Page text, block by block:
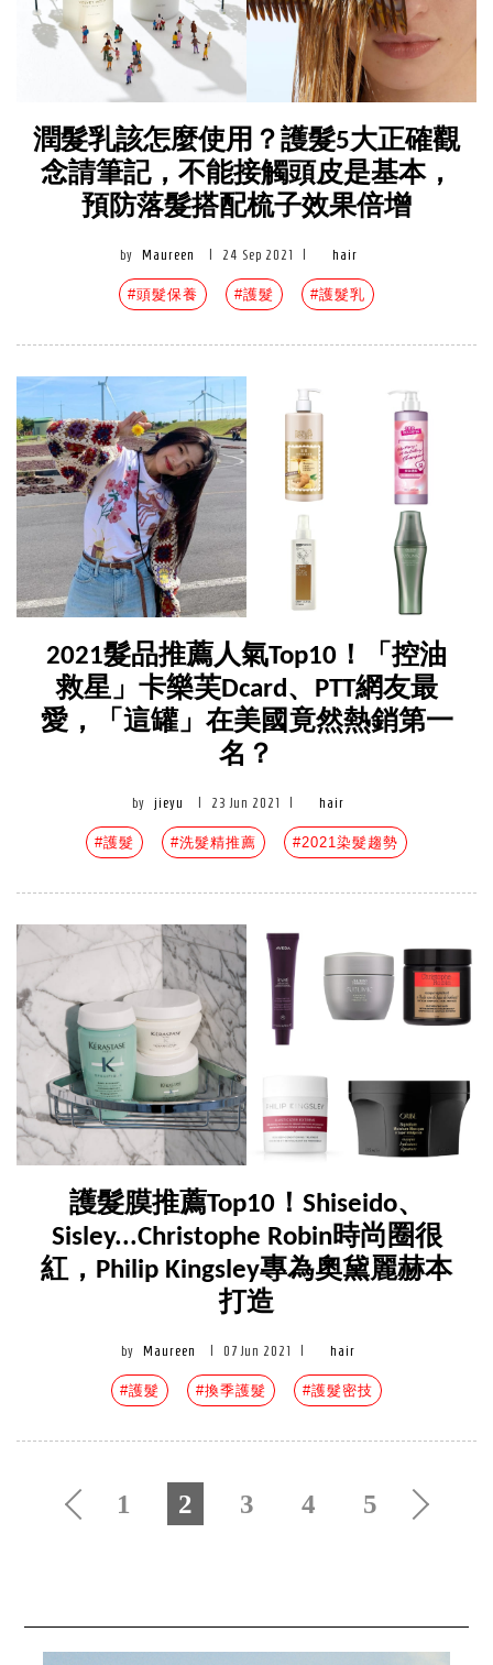
潤髮乳該怎麼使用？護髮5大正確觀
念請筆記，不能接觸頭皮是基本，
預防落髮搭配梳子效果倍增
by Maureen 24 Sep 2021 hair
#頭髮保養 #護髮 #護髮乳
2021髮品推薦人氣Top10！「控油
救星」卡樂芙Dcard、PTT網友最
愛，「這罐」在美國竟然熱銷第一
名？
by jieyu 23 Jun 2021 hair
#護髮 #洗髮精推薦 #2021染髮趨勢
護髮膜推薦Top10！Shiseido、
Sisley...Christophe Robin時尚圈很
紅，Philip Kingsley專為奧黛麗赫本
打造
by Maureen 07 Jun 2021 hair
#護髮 #換季護髮 #護髮密技
1 2 3 4 5